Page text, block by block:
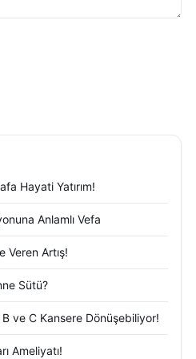
toprak altına taşınarak
verimi alamadığını
bu durumun
biri olduğunu aktaran
kadar azot uygulaması
söyledi.
da risk oluşturduğunu
başaklanma ve
geciktirebileceğini, bunun
dönemde tane dolum
kalite ve verim kaybına
Hayati Yatırım!
Anlamlı Vefa
Veren Artış!
Sütü?
ve C Kansere Dönüşebiliyor!
Ameliyatı!